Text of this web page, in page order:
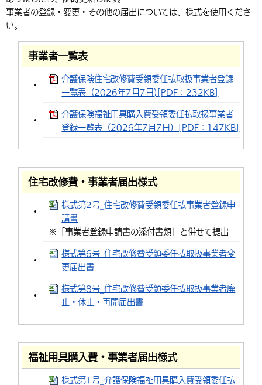
中国語（繁体字） 韓国語（한국어）
組織案内
選挙
手当・助成
相談・支援・情報
観光なび
遊ぶ・体験する
買う・おみやげ
移住・定住
市政情報
中津市について
地方創生・地域活性化
行政・計画
事業者の登録・変更・その他の届出については、様式を使用くださ
い。
事業者一覧表
介護保険住宅改修費受領委任払取扱事業者登録
一覧表（2026年7月7日)[PDF：232KB]
介護保険福祉用具購入費受領委任払取扱事業者
登録一覧表（2026年7月7日）[PDF：147KB]
住宅改修費・事業者届出様式
様式第2号_住宅改修費受領委任払事業者登録申
請書
※「事業者登録申請書の添付書類」と併せて提出
様式第6号_住宅改修費受領委任払取扱事業者変
更届出書
様式第8号_住宅改修費受領委任払取扱事業者廃
止・休止・再開届出書
福祉用具購入費・事業者届出様式
様式第1号_介護保険福祉用具購入費受領委任払